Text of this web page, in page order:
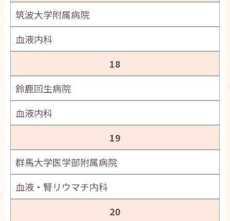
筑波大学附属病院
血液内科
18
鈴鹿回生病院
血液内科
19
群馬大学医学部附属病院
血液・腎リウマチ内科
20